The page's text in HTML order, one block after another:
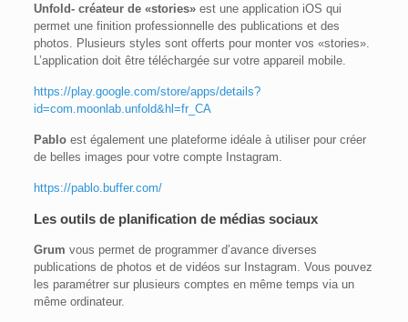
Unfold- créateur de «stories»est une application iOS qui
permet une finition professionnelle des publications et des
photos. Plusieurs styles sont offerts pour monter vos «stories».
L’application doit être téléchargée sur votre appareil mobile.
https://play.google.com/store/apps/details?
id=com.moonlab.unfold&hl=fr_CA
Pabloest également une plateforme idéale à utiliser pour créer
de belles images pour votre compte Instagram.
https://pablo.buffer.com/
Les outils de planification de médias sociaux
Grum vous permet de programmer d’avance diverses
publications de photos et de vidéos sur Instagram. Vous pouvez
les paramétrer sur plusieurs comptes en même temps via un
même ordinateur.